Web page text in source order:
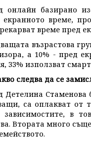
онлайн базирано
екранното време,
време пред
възрастова
а 10% - пред
33% използват
следва да се
Детелина Стаменова
са оплакват от
в
Втората много